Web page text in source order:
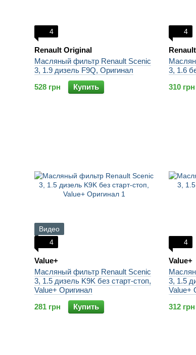
4
Renault Original
Масляный фильтр Renault Scenic
3, 1.9 дизель F9Q, Оригинал
528 грн
Купить
4
3, 1.6
310 грн
Видео
4
Value+
Масляный фильтр Renault Scenic
3, 1.5 дизель K9K без старт-стоп,
Value+ Оригинал
281 грн
Купить
4
Value+
3, 1.5
Value+
312 грн